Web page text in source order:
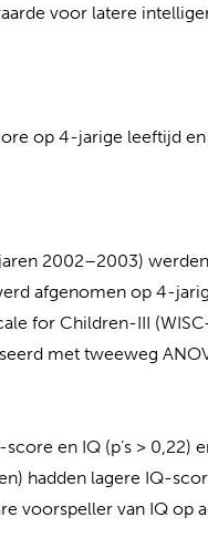
voor latere
op 4-jarige leeftijd
2002–2003)
afgenomen op 4-
for Children-III
met tweeweg
en IQ (p’s >
hadden lagere IQ-
voorspeller van IQ op